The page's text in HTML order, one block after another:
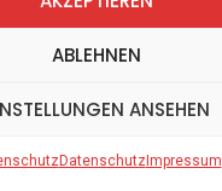
ABLEHNEN
ANSEHEN
DatenschutzImpressum